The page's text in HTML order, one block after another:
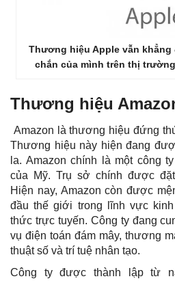
Thương hiệu Apple vẫn
chắn của mình trên thị
Thương hiệu
Amazon là thương hiệu đứng
Thương hiệu này hiện đang
la. Amazon chính là một công
của Mỹ. Trụ sở chính được
Hiện nay, Amazon còn được
đầu thế giới trong lĩnh vực
thức trực tuyến. Công ty đang
vụ điện toán đám mây, thương
thuật số và trí tuệ nhân tạo.
Công ty được thành lập từ